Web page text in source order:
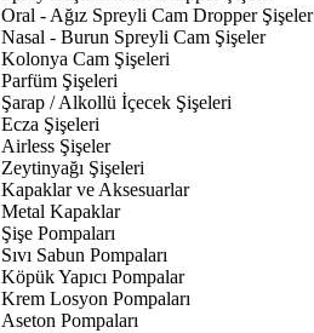
Oral - Ağız Spreyli Cam Dropper Şişeler
Nasal - Burun Spreyli Cam Şişeler
Kolonya Cam Şişeleri
Parfüm Şişeleri
Şarap / Alkollü İçecek Şişeleri
Ecza Şişeleri
Airless Şişeler
Zeytinyağı Şişeleri
Kapaklar ve Aksesuarlar
Metal Kapaklar
Şişe Pompaları
Sıvı Sabun Pompaları
Köpük Yapıcı Pompalar
Krem Losyon Pompaları
Aseton Pompaları